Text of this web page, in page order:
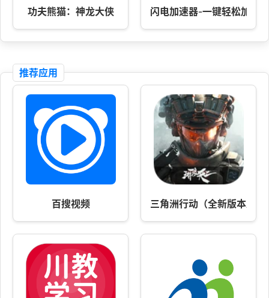
功夫熊猫：神龙大侠 闪电加速器-一键轻松加速
推荐应用
百搜视频 三角洲行动（全新版本正